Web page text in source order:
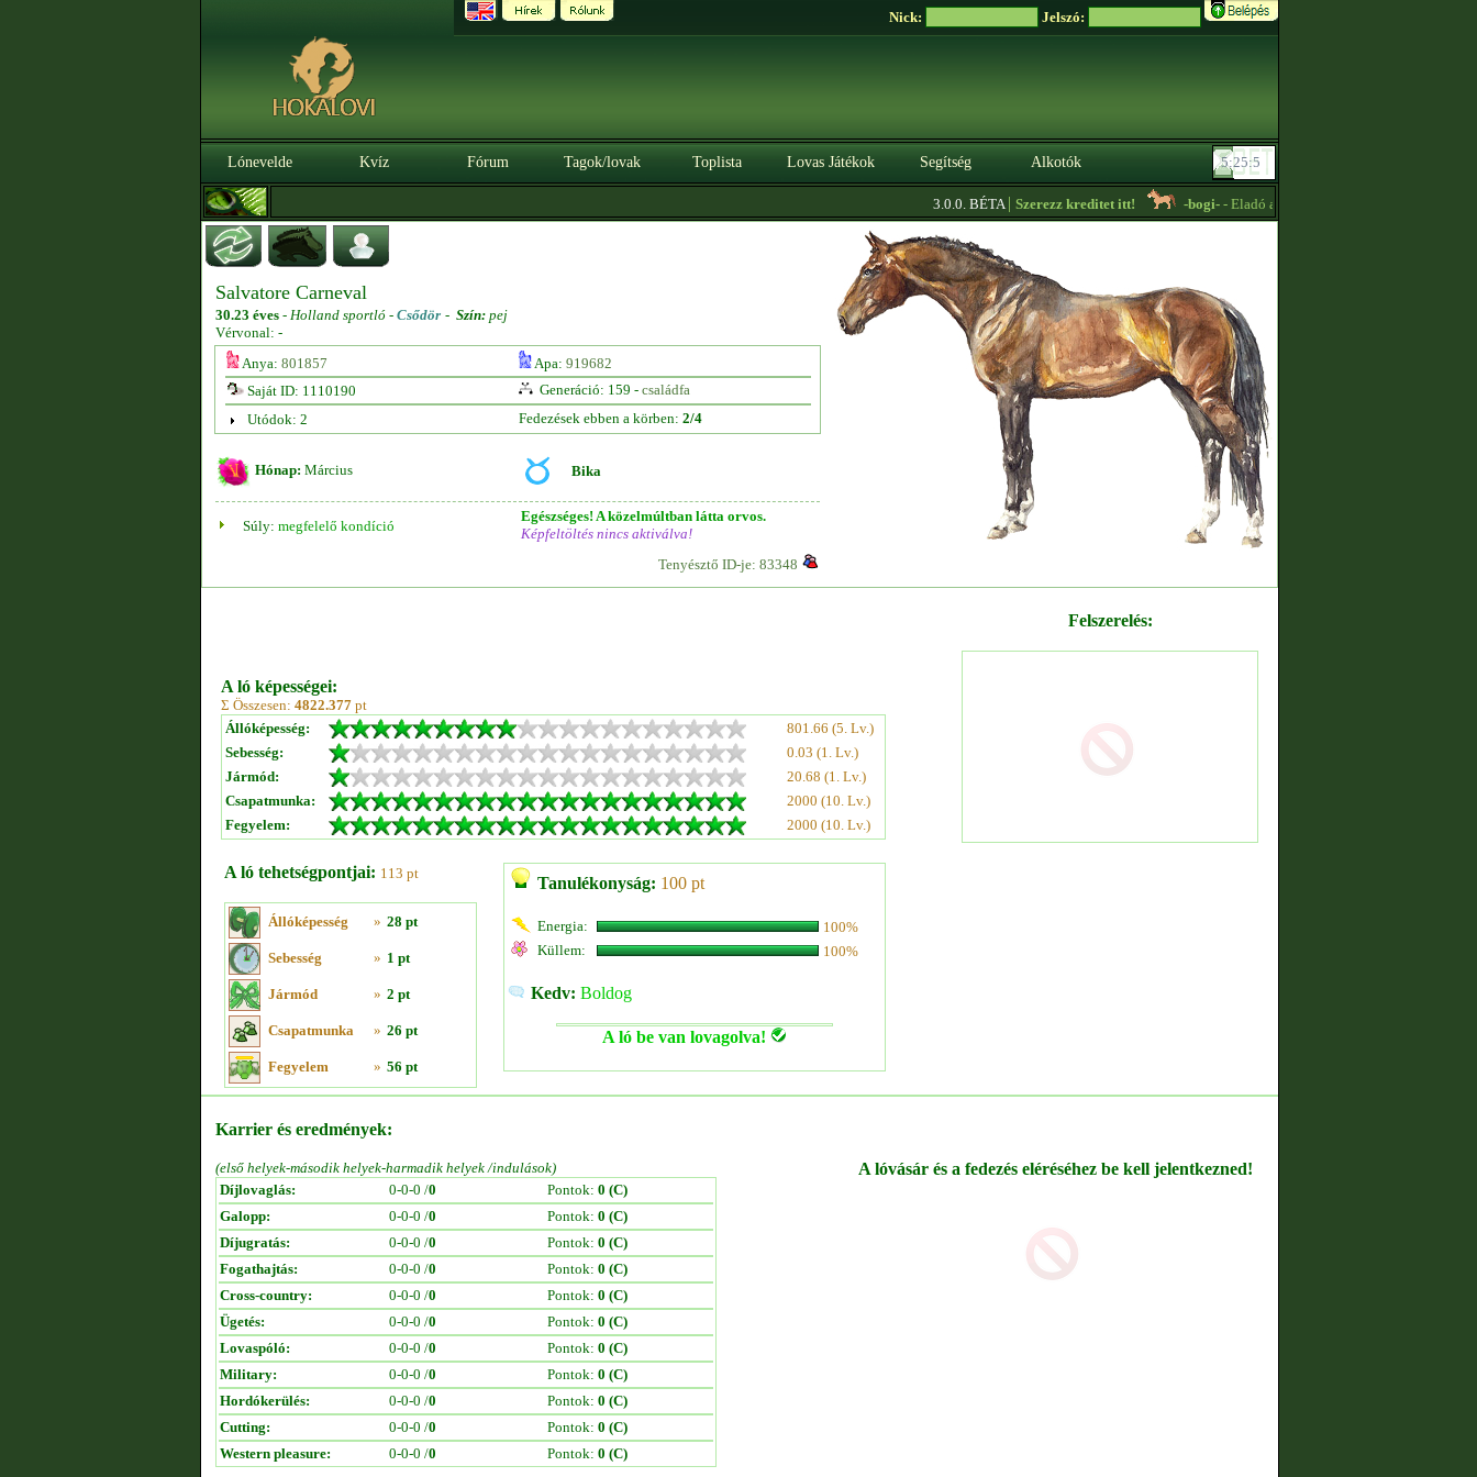
Nick: Jelszó:
Lónevelde Kvíz Fórum Tagok/lovak Toplista Lovas Játékok Segítség Alkotók
3.0.0. BÉTA|Szerezz kreditet itt! -bogi-- Eladó alapáras unizusok és minden más
Salvatore Carneval
30.23 éves - Holland sportló - Csődör - Szín: pej
Vérvonal: -
Anya: 801857 Apa: 919682
Saját ID: 1110190
Generáció: 159 - családfa
Utódok: 2
Fedezések ebben a körben: 2/4
Hónap: Március Bika
Súly: megfelelő kondíció
Egészséges! A közelmúltban látta orvos.
Képfeltöltés nincs aktiválva!
Tenyésztő ID-je: 83348
A ló képességei:
Σ Összesen: 4822.377 pt
Állóképesség:
801.66 (5. Lv.)
Sebesség:
0.03 (1. Lv.)
Jármód:
20.68 (1. Lv.)
Csapatmunka:
2000 (10. Lv.)
Fegyelem:
2000 (10. Lv.)
A ló tehetségpontjai: 113 pt
Állóképesség » 28 pt
Sebesség » 1 pt
Jármód » 2 pt
Csapatmunka » 26 pt
Fegyelem » 56 pt
Tanulékonyság: 100 pt
Energia:
100%
Küllem:
100%
Kedv: Boldog
A ló be van lovagolva!
Felszerelés:
Karrier és eredmények:
(első helyek-második helyek-harmadik helyek /indulások)
Díjlovaglás:
0-0-0 /0 Pontok: 0 (C)
Galopp:
0-0-0 /0 Pontok: 0 (C)
Díjugratás:
0-0-0 /0 Pontok: 0 (C)
Fogathajtás:
0-0-0 /0 Pontok: 0 (C)
Cross-country:
0-0-0 /0 Pontok: 0 (C)
Ügetés:
0-0-0 /0 Pontok: 0 (C)
Lovaspóló:
0-0-0 /0 Pontok: 0 (C)
Military:
0-0-0 /0 Pontok: 0 (C)
Hordókerülés:
0-0-0 /0 Pontok: 0 (C)
Cutting:
0-0-0 /0 Pontok: 0 (C)
Western pleasure:
0-0-0 /0 Pontok: 0 (C)
A lóvásár és a fedezés eléréséhez be kell jelentkezned!